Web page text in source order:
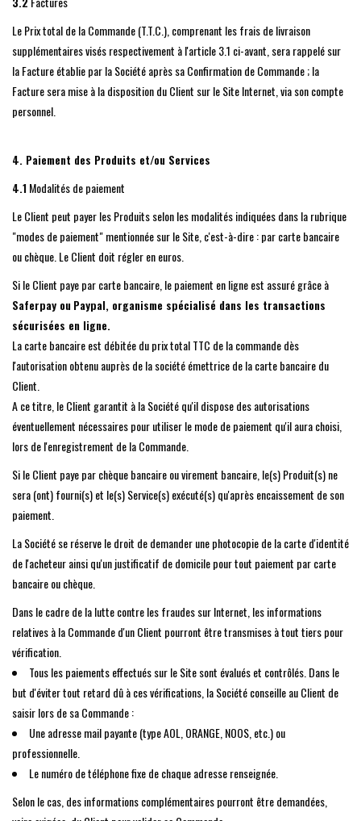
Le Prix total de la Commande (T.T.C.), comprenant les frais de livraison
supplémentaires visés respectivement à l'article 3.1 ci-avant, sera rappelé sur
la Facture établie par la Société après sa Confirmation de Commande ; la
Facture sera mise à la disposition du Client sur le Site Internet, via son compte
personnel.
4. Paiement des Produits et/ou Services
4.1Modalités de paiement
Le Client peut payer les Produits selon les modalités indiquées dans la rubrique
"modes de paiement" mentionnée sur le Site, c'est-à-dire : par carte bancaire
ou chèque. Le Client doit régler en euros.
Si le Client paye par carte bancaire, le paiement en ligne est assuré grâce à
Saferpay ouPaypal, organisme spécialisé dans les transactions
sécurisées en ligne.
La carte bancaire est débitée du prix total TTC de la commande dès
l'autorisation obtenu auprès de la société émettrice de la carte bancaire du
Client.
A ce titre, le Client garantit à la Société qu'il dispose des autorisations
éventuellement nécessaires pour utiliser le mode de paiement qu'il aura choisi,
lors de l'enregistrement de la Commande.
Si le Client paye par chèque bancaire ou virement bancaire, le(s) Produit(s) ne
sera (ont) fourni(s) et le(s) Service(s) exécuté(s) qu'après encaissement de son
paiement.
La Société se réserve le droit de demander une photocopie de la carte d'identité
de l'acheteur ainsi qu'un justificatif de domicile pour tout paiement par carte
bancaire ou chèque.
Dans le cadre de la lutte contre les fraudes sur Internet, les informations
relatives à la Commande d'un Client pourront être transmises à tout tiers pour
vérification.
Tous les paiements effectués sur le Site sont évalués et contrôlés. Dans le
but d'éviter tout retard dû à ces vérifications, la Société conseille au Client de
saisir lors de sa Commande :
Une adresse mail payante (type AOL, ORANGE, NOOS, etc.) ou
professionnelle.
Le numéro de téléphone fixe de chaque adresse renseignée.
Selon le cas, des informations complémentaires pourront être demandées,